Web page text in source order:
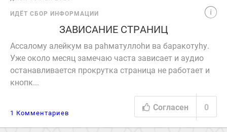
ИДЁТ СБОР ИНФОРМАЦИИ
ЗАВИСАНИЕ СТРАНИЦ
Ассалому алейкум ва раhматуллоhи ва баракотуhу.
Уже около месяц замечаю часта зависает и аудио
останавливается прокрутка страница не работает и
кнопк...
1 Комментариев
Согласен 0